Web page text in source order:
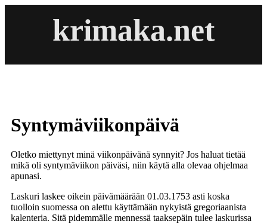
krimaka.net
Syntymäviikonpäivä
Oletko miettynyt minä viikonpäivänä synnyit? Jos haluat tietää
mikä oli syntymäviikon päiväsi, niin käytä alla olevaa ohjelmaa
apunasi.
Laskuri laskee oikein päivämäärään 01.03.1753 asti koska
tuolloin suomessa on alettu käyttämään nykyistä gregoriaanista
kalenteria. Sitä pidemmälle mennessä taaksepäin tulee laskurissa